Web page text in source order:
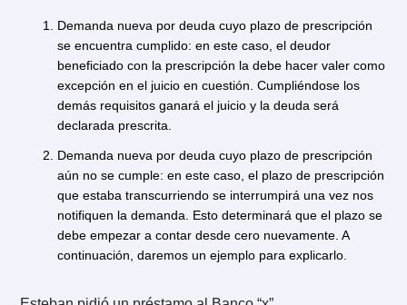
4.Plazos para obtener la
declaración de prescripción
Los plazos serán relativosy dependen de diversos
factores. Primero, de si solicitamos la prescripción por
vía de acción (demanda de prescripción) o por vía de
excepción (como defensa en un juicio ya iniciado).